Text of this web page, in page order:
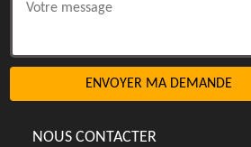
NOUS CONTACTER